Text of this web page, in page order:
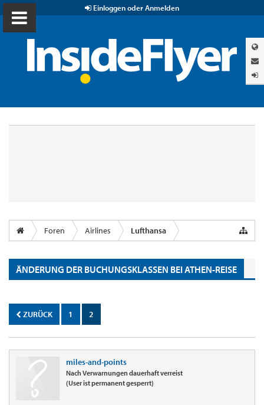
Einloggen oder Anmelden
Foren Airlines Lufthansa
ÄNDERUNG DER BUCHUNGSKLASSEN BEI ATHEN-REISE
ZURÜCK 1 2
miles-and-points
Nach Verwarnungen dauerhaft verreist
(User ist permanent gesperrt)